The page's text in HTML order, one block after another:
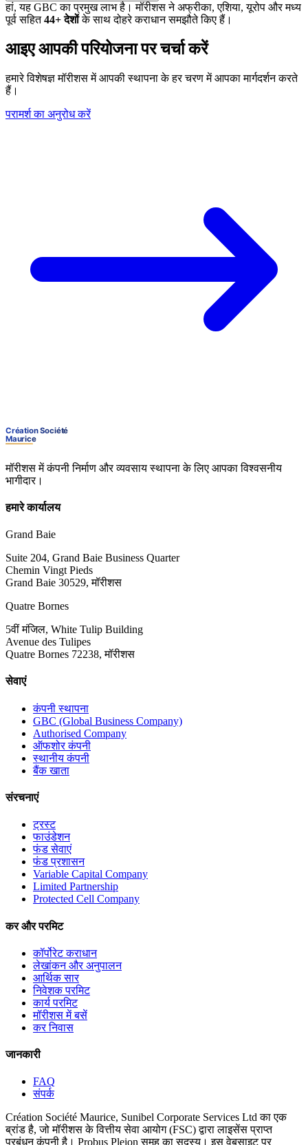
हां, यह GBC का प्रमुख लाभ है। मॉरीशस ने अफ्रीका, एशिया, यूरोप और मध्य
पूर्व सहित44+ देशोंके साथ दोहरे कराधान समझौते किए हैं।
आइए आपकी परियोजना पर चर्चा करें
हमारे विशेषज्ञ मॉरीशस में आपकी स्थापना के हर चरण में आपका मार्गदर्शन करते
हैं।
परामर्श का अनुरोध करें
मॉरीशस में कंपनी निर्माण और व्यवसाय स्थापना के लिए आपका विश्वसनीय
भागीदार।
हमारे कार्यालय
Grand Baie
Suite 204, Grand Baie Business Quarter
Chemin Vingt Pieds
Grand Baie 30529, मॉरीशस
Quatre Bornes
5वीं मंजिल, White Tulip Building
Avenue des Tulipes
Quatre Bornes 72238, मॉरीशस
सेवाएं
कंपनी स्थापना
GBC (Global Business Company)
Authorised Company
ऑफशोर कंपनी
स्थानीय कंपनी
बैंक खाता
संरचनाएं
ट्रस्ट
फाउंडेशन
फंड सेवाएं
फंड प्रशासन
Variable Capital Company
Limited Partnership
Protected Cell Company
कर और परमिट
कॉर्पोरेट कराधान
लेखांकन और अनुपालन
आर्थिक सार
निवेशक परमिट
कार्य परमिट
मॉरीशस में बसें
कर निवास
जानकारी
FAQ
संपर्क
Création Société Maurice, Sunibel Corporate Services Ltd का एक
ब्रांड है, जो मॉरीशस के वित्तीय सेवा आयोग (FSC) द्वारा लाइसेंस प्राप्त
प्रबंधन कंपनी है। Probus Pleion समूह का सदस्य। इस वेबसाइट पर